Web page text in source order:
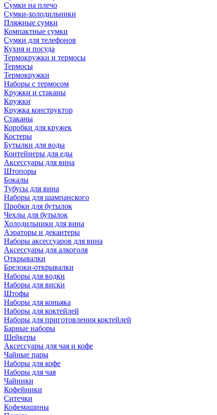
Сумки на плечо
Сумки-холодильники
Пляжные сумки
Компактные сумки
Сумки для телефонов
Кухня и посуда
Термокружки и термосы
Термосы
Термокружки
Наборы с термосом
Кружки и стаканы
Кружки
Кружка конструктор
Стаканы
Коробки для кружек
Костеры
Бутылки для воды
Контейнеры для еды
Аксессуары для вина
Штопоры
Бокалы
Тубусы для вина
Наборы для шампанского
Пробки для бутылок
Чехлы для бутылок
Холодильники для вина
Аэраторы и декантеры
Наборы аксессуаров для вина
Аксессуары для алкоголя
Открывалки
Брелоки-открывалки
Наборы для водки
Наборы для виски
Штофы
Наборы для коньяка
Наборы для коктейлей
Наборы для приготовления коктейлей
Барные наборы
Шейкеры
Аксессуары для чая и кофе
Чайные пары
Наборы для кофе
Наборы для чая
Чайники
Кофейники
Ситечки
Кофемашины